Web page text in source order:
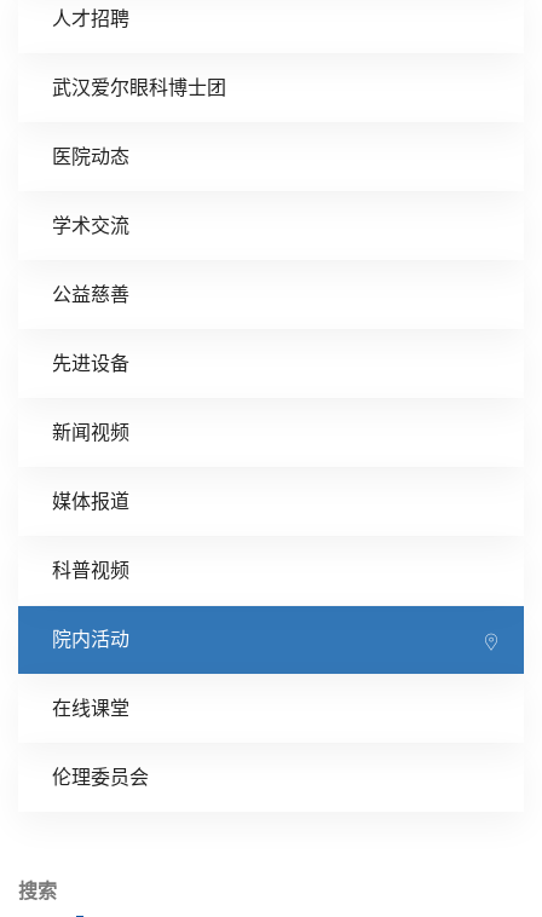
人才招聘
武汉爱尔眼科博士团
医院动态
学术交流
公益慈善
先进设备
新闻视频
媒体报道
科普视频
院内活动
在线课堂
伦理委员会
搜索